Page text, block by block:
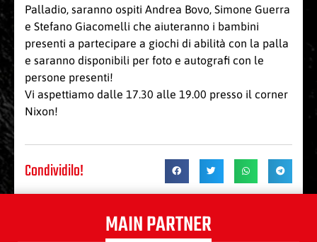
Palladio, saranno ospiti Andrea Bovo, Simone Guerra
e Stefano Giacomelli che aiuteranno i bambini
presenti a partecipare a giochi di abilità con la palla
e saranno disponibili per foto e autografi con le
persone presenti!
Vi aspettiamo dalle 17.30 alle 19.00 presso il corner
Nixon!
Condividilo!
MAIN PARTNER